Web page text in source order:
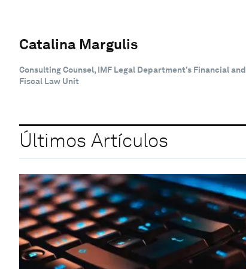
Catalina Margulis
Consulting Counsel, IMF Legal Department’s Financial and
Fiscal Law Unit
Últimos Artículos